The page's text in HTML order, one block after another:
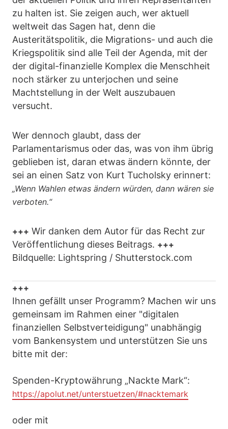
zu halten ist. Sie zeigen auch, wer aktuell
weltweit das Sagen hat, denn die
Austeritätspolitik, die Migrations- und auch die
Kriegspolitik sind alle Teil der Agenda, mit der
der digital-finanzielle Komplex die Menschheit
noch stärker zu unterjochen und seine
Machtstellung in der Welt auszubauen
versucht.
Wer dennoch glaubt, dass der
Parlamentarismus oder das, was von ihm übrig
geblieben ist, daran etwas ändern könnte, der
sei an einen Satz von Kurt Tucholsky erinnert:
„Wenn Wahlen etwas ändern würden, dann wären sie
verboten.“
+++ Wir danken dem Autor für das Recht zur
Veröffentlichung dieses Beitrags. +++
Bildquelle: Lightspring / Shutterstock.com
+++
Ihnen gefällt unser Programm? Machen wir uns
gemeinsam im Rahmen einer "digitalen
finanziellen Selbstverteidigung" unabhängig
vom Bankensystem und unterstützen Sie uns
bitte mit der:
Spenden-Kryptowährung „Nackte Mark“:
https://apolut.net/unterstuetzen/#nacktemark
oder mit